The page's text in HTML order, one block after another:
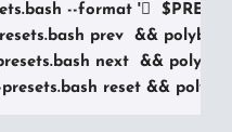
--format '
prev  && polybar-
next  &&
reset &&